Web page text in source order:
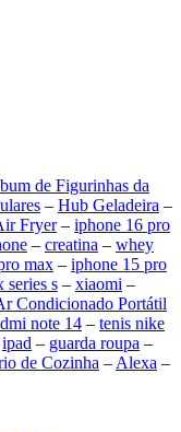
de Figurinhas da
– Hub Geladeira –
Fryer– iphone 16 pro
– creatina – whey
max – iphone 15 pro
series s – xiaomi –
Condicionado Portátil
note 14 – tenis nike
ipad – guarda roupa –
de Cozinha – Alexa –